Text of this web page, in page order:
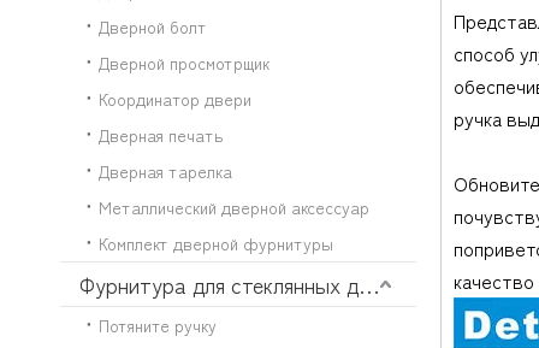
Дверной болт
Дверной просмотрщик
Координатор двери
Дверная печать
Дверная тарелка
Металлический дверной аксессуар
Комплект дверной фурнитуры
Фурнитура для стеклянных дверей
Потяните ручку
способ
ручка